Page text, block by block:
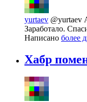
yurtaev @yurtaev
Заработало.
Написано более
Хабр